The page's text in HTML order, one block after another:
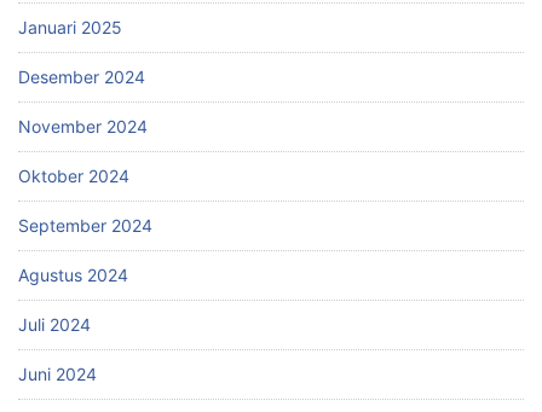
Januari 2025
Desember 2024
November 2024
Oktober 2024
September 2024
Agustus 2024
Juli 2024
Juni 2024